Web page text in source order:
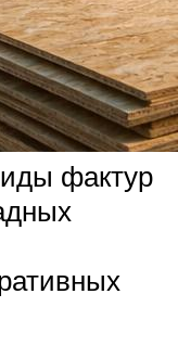
фактур